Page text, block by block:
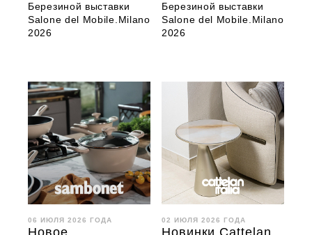
Березиной выставки
Salone del Mobile.Milano
2026
Березиной выставки
Salone del Mobile.Milano
2026
06 ИЮЛЯ 2026 ГОДА
Новое
02 ИЮЛЯ 2026 ГОДА
Новинки Cattelan